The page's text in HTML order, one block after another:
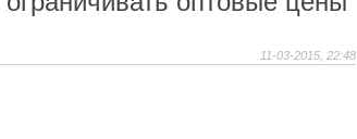
11-03-2015, 22:48